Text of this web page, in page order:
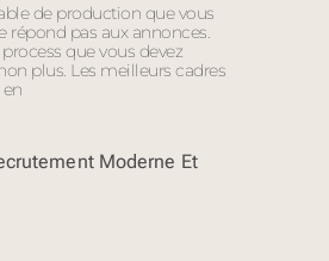
de production que vous
répond pas aux annonces.
process que vous devez
plus. Les meilleurs cadres
Moderne Et